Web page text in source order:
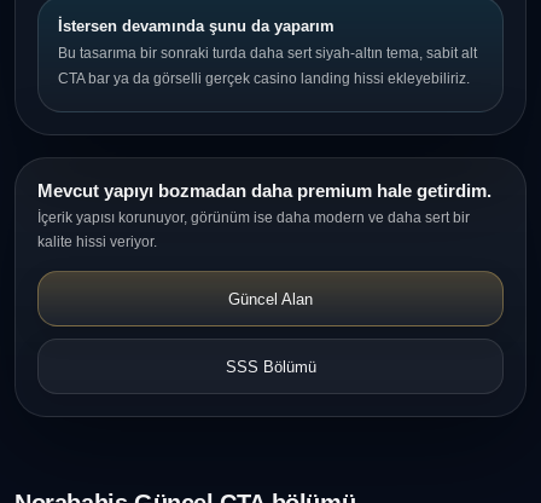
İstersen devamında şunu da yaparım
Bu tasarıma bir sonraki turda daha sert siyah-altın tema, sabit alt
CTA bar ya da görselli gerçek casino landing hissi ekleyebiliriz.
Mevcut yapıyı bozmadan daha premium hale getirdim.
İçerik yapısı korunuyor, görünüm ise daha modern ve daha sert bir
kalite hissi veriyor.
Güncel Alan
SSS Bölümü